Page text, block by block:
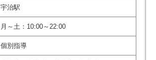
宇治駅
月～土：10:00～22:00
個別指導